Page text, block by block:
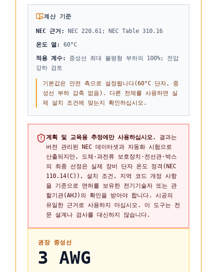
계산 기준
NEC 근거 :
NEC 220.61; NEC Table 310.16
온도 열 : 60°C
적용 계수: 중성선 최대 불평형 부하의 100%; 전압
강하 검토
기본값은 안전 측으로 설정됩니다(60°C 단자, 중
성선 부하 감축 없음). 다른 전제를 사용하면 실
제 설치 조건에 맞는지 확인하십시오.
계획 및 교육용 추정에만 사용하십시오.
결과는
버전 관리된 NEC 데이터셋과 자동화 시험으로
산출되지만, 도체·과전류 보호장치·전선관·박스
의 최종 선정은 실제 장비 단자 온도 정격(NEC
110.14(C)), 설치 조건, 지역 코드 개정 사항
을 기준으로 면허를 보유한 전기기술자 또는 관
할기관(AHJ)의 확인을 받아야 합니다. 시공의
유일한 근거로 사용하지 마십시오. 이 도구는 전
문 설계나 검사를 대신하지 않습니다.
권장 중성선
3 AWG